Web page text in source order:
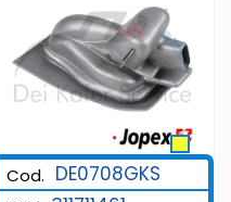
Cod. DE0708GKS